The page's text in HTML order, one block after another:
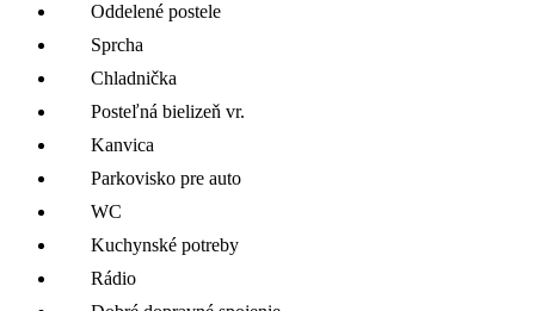
Oddelené postele
Sprcha
Chladnička
Posteľná bielizeň vr.
Kanvica
Parkovisko pre auto
WC
Kuchynské potreby
Rádio